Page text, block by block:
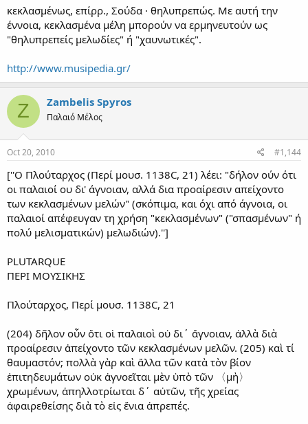
κεκλασμένως, επίρρ., Σούδα · θηλυπρεπώς. Με αυτή την
έννοια, κεκλασμένα μέλη μπορούν να ερμηνευτούν ως
"θηλυπρεπείς μελωδίες" ή "χαυνωτικές".
http://www.musipedia.gr/
Z Zambelis Spyros
Παλαιό Μέλος
Oct 20, 2010 #1,144
[''Ο Πλούταρχος (Περί μουσ. 1138C, 21) λέει: "δήλον ούν ότι
οι παλαιοί ου δι' άγνοιαν, αλλά δια προαίρεσιν απείχοντο
των κεκλασμένων μελών" (σκόπιμα, και όχι από άγνοια, οι
παλαιοί απέφευγαν τη χρήση "κεκλασμένων" ("σπασμένων" ή
πολύ μελισματικών) μελωδιών).'']
PLUTARQUE
ΠΕΡΙ ΜΟΥΣΙΚΗΣ
Πλούταρχος, Περί μουσ. 1138C, 21
(204) δῆλον οὖν ὅτι οἱ παλαιοὶ οὐ δι΄ ἄγνοιαν, ἀλλὰ διὰ
προαίρεσιν ἀπείχοντο τῶν κεκλασμένων μελῶν. (205) καὶ τί
θαυμαστόν; πολλὰ γὰρ καὶ ἄλλα τῶν κατὰ τὸν βίον
ἐπιτηδευμάτων οὐκ ἀγνοεῖται μὲν ὑπὸ τῶν 〈μὴ〉
χρωμένων, ἀπηλλοτρίωται δ΄ αὐτῶν, τῆς χρείας
ἀφαιρεθείσης διὰ τὸ εἰς ἔνια ἀπρεπές.